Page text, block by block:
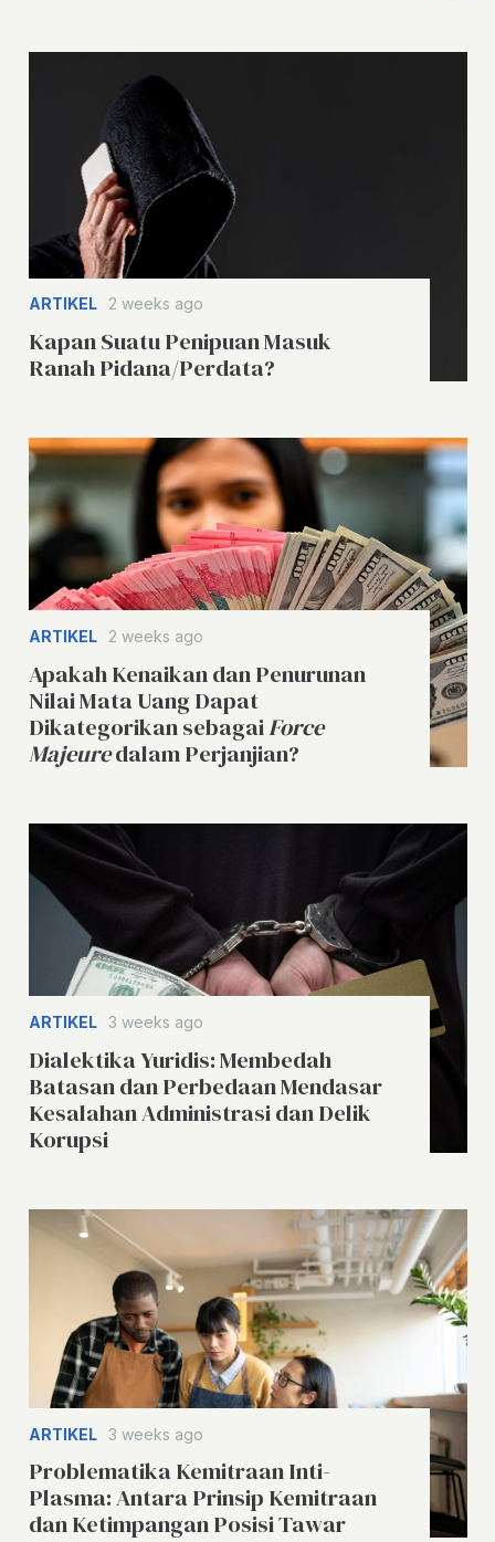
ARTIKEL 2 weeks ago
Kapan Suatu Penipuan Masuk
Ranah Pidana/Perdata?
ARTIKEL 2 weeks ago
Apakah Kenaikan dan Penurunan
Nilai Mata Uang Dapat
Dikategorikan sebagaiForce
Majeuredalam Perjanjian?
ARTIKEL 3 weeks ago
Dialektika Yuridis: Membedah
Batasan dan Perbedaan Mendasar
Kesalahan Administrasi dan Delik
Korupsi
ARTIKEL 3 weeks ago
Problematika Kemitraan Inti-
Plasma: Antara Prinsip Kemitraan
dan Ketimpangan Posisi Tawar